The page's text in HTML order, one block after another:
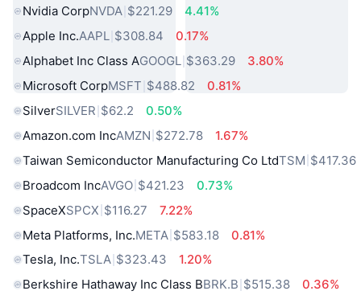
Nvidia CorpNVDA $221.29
4.41%
Apple Inc.AAPL $308.84
0.17%
Alphabet Inc Class AGOOGL $363.29
3.80%
Microsoft CorpMSFT $488.82
0.81%
SilverSILVER $62.2
0.50%
Amazon.com IncAMZN $272.78
1.67%
Taiwan Semiconductor Manufacturing Co LtdTSM $417.36
Broadcom IncAVGO $421.23
0.73%
SpaceXSPCX $116.27
7.22%
Meta Platforms, Inc.META $583.18
0.81%
Tesla, Inc.TSLA $323.43
1.20%
Berkshire Hathaway Inc Class BBRK.B $515.38
0.36%